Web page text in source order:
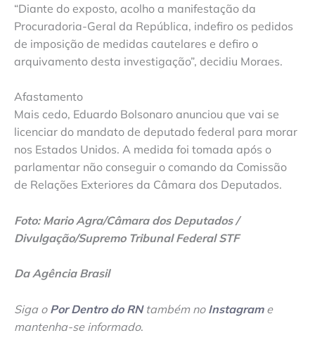
“Diante do exposto, acolho a manifestação da
Procuradoria-Geral da República, indefiro os pedidos
de imposição de medidas cautelares e defiro o
arquivamento desta investigação”, decidiu Moraes.
Afastamento
Mais cedo, Eduardo Bolsonaro anunciou que vai se
licenciar do mandato de deputado federal para morar
nos Estados Unidos. A medida foi tomada após o
parlamentar não conseguir o comando da Comissão
de Relações Exteriores da Câmara dos Deputados.
Foto: Mario Agra/Câmara dos Deputados /
Divulgação/Supremo Tribunal Federal STF
Da Agência Brasil
Siga o Por Dentro do RNtambém no Instagrame
mantenha-se informado.